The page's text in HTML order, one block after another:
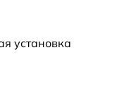
установка